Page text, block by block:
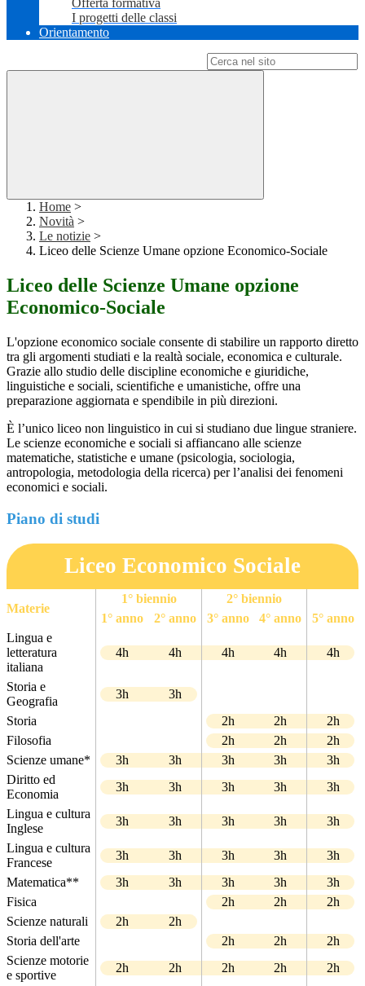
Offerta formativa
I progetti delle classi
Orientamento
Home >
Novità >
Le notizie >
Liceo delle Scienze Umane opzione Economico-Sociale
Liceo delle Scienze Umane opzione
Economico-Sociale
L'opzione economico sociale consente di stabilire un rapporto diretto
tra gli argomenti studiati e la realtà sociale, economica e culturale.
Grazie allo studio delle discipline economiche e giuridiche,
linguistiche e sociali, scientifiche e umanistiche, offre una
preparazione aggiornata e spendibile in più direzioni.
È l’unico liceo non linguistico in cui si studiano due lingue straniere.
Le scienze economiche e sociali si affiancano alle scienze
matematiche, statistiche e umane (psicologia, sociologia,
antropologia, metodologia della ricerca) per l’analisi dei fenomeni
economici e sociali.
Piano di studi
Liceo Economico Sociale
Materie
1° biennio
2° biennio
5° anno
1° anno 2° anno 3° anno
4° anno
Lingua e
letteratura
italiana
4h 4h 4h 4h 4h
Storia e
Geografia
3h
3h
Storia
2h 2h
2h
Filosofia
2h 2h
2h
Scienze umane*
3h 3h 3h 3h
3h
Diritto ed
Economia
3h 3h 3h 3h
3h
Lingua e cultura
Inglese
3h 3h 3h 3h
3h
Lingua e cultura
Francese
3h 3h 3h 3h
3h
Matematica**
3h 3h 3h 3h
3h
Fisica
2h 2h
2h
Scienze naturali
2h
2h
Storia dell'arte
2h 2h
2h
Scienze motorie
e sportive
2h 2h 2h 2h
2h